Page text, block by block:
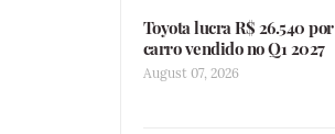
Toyota lucra R$ 26.540 por
carro vendido no Q1 2027
August 07, 2026